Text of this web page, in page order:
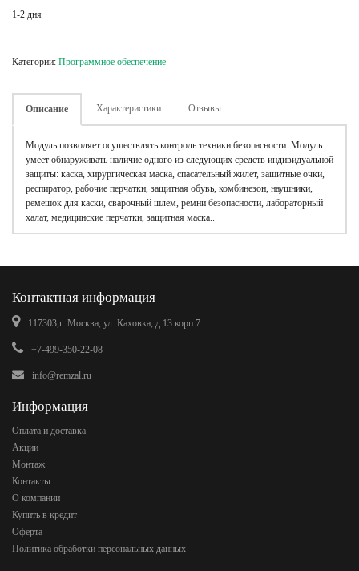
1-2 дня
Категории: Программное обеспечение
Описание Характеристики Отзывы
Модуль позволяет осуществлять контроль техники безопасности. Модуль
умеет обнаруживать наличие одного из следующих средств индивидуальной
защиты: каска, хирургическая маска, спасательный жилет, защитные очки,
респиратор, рабочие перчатки, защитная обувь, комбинезон, наушники,
ремешок для каски, сварочный шлем, ремни безопасности, лабораторный
халат, медицинские перчатки, защитная маска..
Контактная информация
117303,г. Москва, ул. Каховка, д.13 корп.7
+7-499-350-22-08
info@remzal.ru
Информация
Оплата и доставка
Акции
Монтаж
Контакты
О компании
Купить в кредит
Оферта
Политика обработки персональных данных